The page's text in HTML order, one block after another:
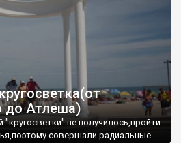
до Атлеша)
не получилось,пройти
совершали радиальные